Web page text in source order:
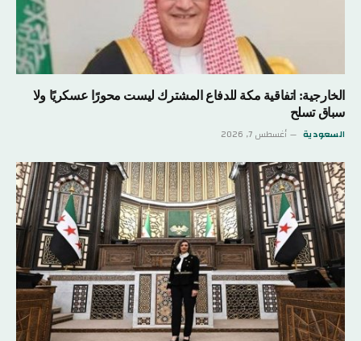
الخارجية: اتفاقية مكة للدفاع المشترك ليست محورًا عسكريًا ولا
سباق تسلح
السعودية أغسطس 7, 2026